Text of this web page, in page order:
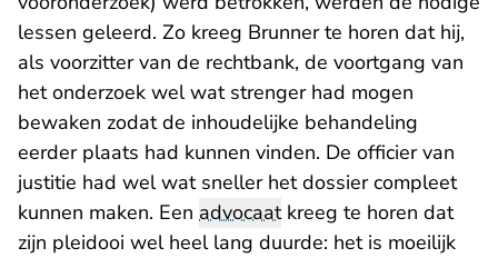
lessen geleerd. Zo kreeg Brunner te horen dat hij,
als voorzitter van de rechtbank, de voortgang van
het onderzoek wel wat strenger had mogen
bewaken zodat de inhoudelijke behandeling
eerder plaats had kunnen vinden. De officier van
justitie had wel wat sneller het dossier compleet
kunnen maken. Een advocaatkreeg te horen dat
zijn pleidooi wel heel lang duurde: het is moeilijk